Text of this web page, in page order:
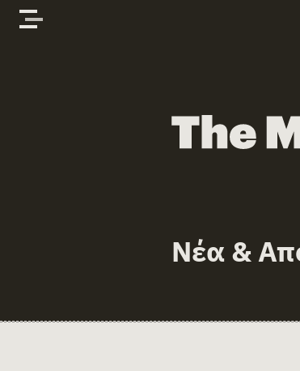
Skip to content
The Manifold
Νέα &